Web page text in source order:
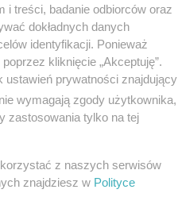
i treści, badanie odbiorców oraz
dokładnych danych
identyfikacji. Ponieważ
kliknięcie „Akceptuję”.
prywatności znajdujący
wymagają zgody użytkownika,
zastosowania tylko na tej
z naszych serwisów
znajdziesz w Polityce